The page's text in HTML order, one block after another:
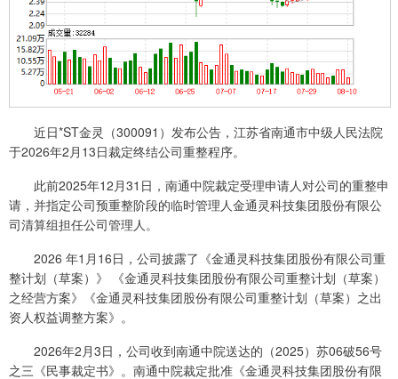
近日*ST金灵（300091）发布公告，江苏省南通市中级人民法院
于2026年2月13日裁定终结公司重整程序。
此前2025年12月31日，南通中院裁定受理申请人对公司的重整申
请，并指定公司预重整阶段的临时管理人金通灵科技集团股份有限公
司清算组担任公司管理人。
2026 年1月16日，公司披露了《金通灵科技集团股份有限公司重
整计划（草案）》 《金通灵科技集团股份有限公司重整计划（草案）
之经营方案》《金通灵科技集团股份有限公司重整计划（草案）之出
资人权益调整方案》。
2026年2月3日，公司收到南通中院送达的（2025）苏06破56号
之三《民事裁定书》。南通中院裁定批准《金通灵科技集团股份有限